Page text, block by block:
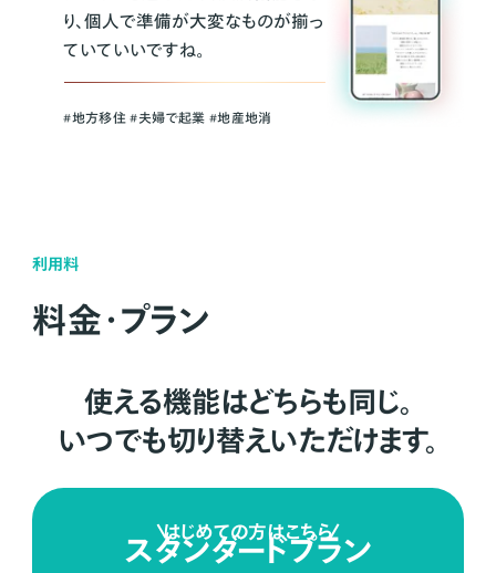
り、個人で準備が大変なものが揃っ
ていていいですね。
#地方移住 #夫婦で起業 #地産地消
利用料
料金・プラン
使える機能はどちらも同じ。
いつでも切り替えいただけます。
はじめての方はこちら
スタンダードプラン